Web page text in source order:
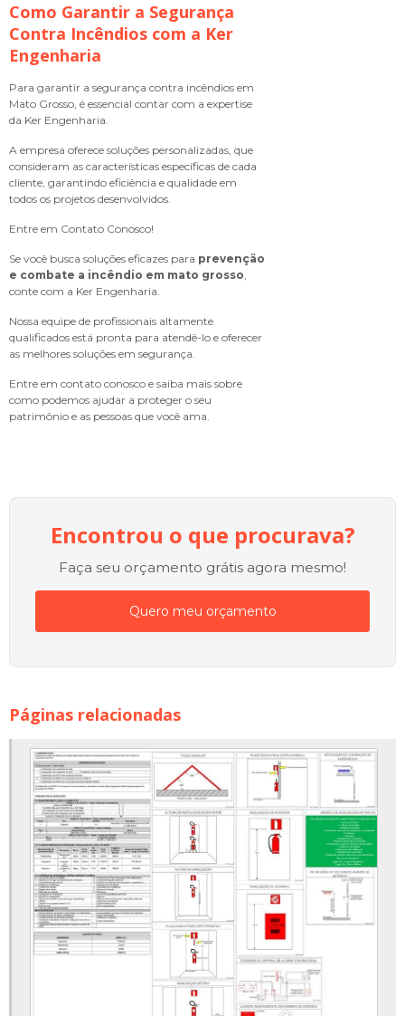
Como Garantir a Segurança
Contra Incêndios com a Ker
Engenharia
Para garantir a segurança contra incêndios em
Mato Grosso, é essencial contar com a expertise
da Ker Engenharia.
A empresa oferece soluções personalizadas, que
consideram as características específicas de cada
cliente, garantindo eficiência e qualidade em
todos os projetos desenvolvidos.
Entre em Contato Conosco!
Se você busca soluções eficazes para prevenção
e combate a incêndio em mato grosso,
conte com a Ker Engenharia.
Nossa equipe de profissionais altamente
qualificados está pronta para atendê-lo e oferecer
as melhores soluções em segurança.
Entre em contato conosco e saiba mais sobre
como podemos ajudar a proteger o seu
patrimônio e as pessoas que você ama.
Encontrou o que procurava?
Faça seu orçamento grátis agora mesmo!
Quero meu orçamento
Páginas relacionadas